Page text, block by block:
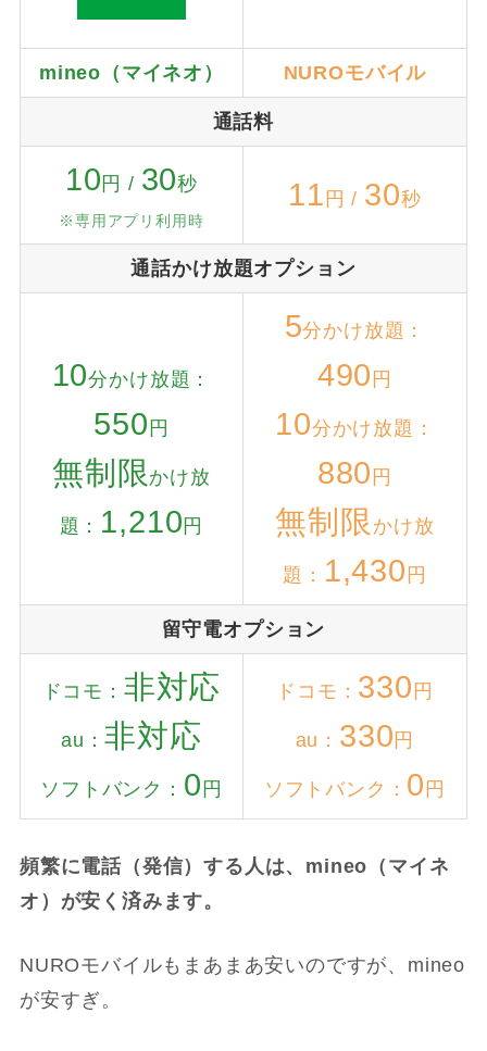
mineo（マイネオ） NUROモバイル
通話料
10円 / 30秒
※専用アプリ利用時
11 円 / 30秒
通話かけ放題オプション
10分かけ放題：
550 円
無制限 かけ放
題： 1,210円
5分かけ放題：
490 円
10分かけ放題：
880 円
無制限 かけ放
題： 1,430 円
留守電オプション
ドコモ： 非対応
au：非対応
ソフトバンク： 0 円
ドコモ： 330 円
au： 330円
ソフトバンク： 0 円
頻繁に電話（発信）する人は、mineo（マイネ
オ）が安く済みます。
NUROモバイルもまあまあ安いのですが、mineo
が安すぎ。